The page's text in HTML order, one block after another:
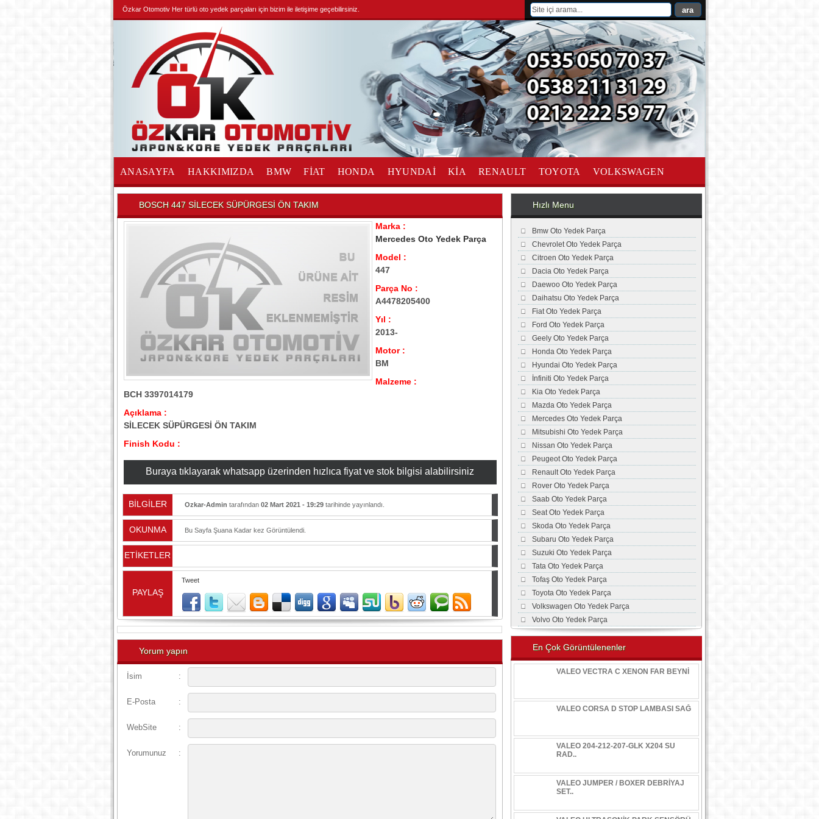
Özkar Otomotiv Her türlü oto yedek parçaları için bizim ile iletişime geçebilirsiniz.
ANASAYFA HAKKIMIZDA BMW FİAT HONDA HYUNDAİ KİA RENAULT TOYOTA VOLKSWAGEN
İLETİŞİM
BOSCH 447 SİLECEK SÜPÜRGESİ ÖN TAKIM
Marka :
Mercedes Oto Yedek Parça
Model :
447
Parça No :
A4478205400
Yıl :
2013-
Motor :
BM
Malzeme :
BCH 3397014179
Açıklama :
SİLECEK SÜPÜRGESİ ÖN TAKIM
Finish Kodu :
Buraya tıklayarak whatsapp üzerinden hızlıca fiyat ve stok bilgisi alabilirsiniz
BİLGİLER Ozkar-Admin tarafından 02 Mart 2021 - 19:29tarihinde yayınlandı.
OKUNMA Bu Sayfa Şuana Kadar kez Görüntülendi.
ETİKETLER
PAYLAŞ
Tweet
Yorum yapın
İsim :
E-Posta :
WebSite :
Yorumunuz :
Hızlı Menu
Bmw Oto Yedek Parça
Chevrolet Oto Yedek Parça
Citroen Oto Yedek Parça
Dacia Oto Yedek Parça
Daewoo Oto Yedek Parça
Daihatsu Oto Yedek Parça
Fiat Oto Yedek Parça
Ford Oto Yedek Parça
Geely Oto Yedek Parça
Honda Oto Yedek Parça
Hyundai Oto Yedek Parça
İnfiniti Oto Yedek Parça
Kia Oto Yedek Parça
Mazda Oto Yedek Parça
Mercedes Oto Yedek Parça
Mitsubishi Oto Yedek Parça
Nissan Oto Yedek Parça
Peugeot Oto Yedek Parça
Renault Oto Yedek Parça
Rover Oto Yedek Parça
Saab Oto Yedek Parça
Seat Oto Yedek Parça
Skoda Oto Yedek Parça
Subaru Oto Yedek Parça
Suzuki Oto Yedek Parça
Tata Oto Yedek Parça
Tofaş Oto Yedek Parça
Toyota Oto Yedek Parça
Volkswagen Oto Yedek Parça
Volvo Oto Yedek Parça
En Çok Görüntülenenler
VALEO VECTRA C XENON FAR BEYNİ
VALEO CORSA D STOP LAMBASI SAĞ
VALEO 204-212-207-GLK X204 SU
RAD..
VALEO JUMPER / BOXER DEBRİYAJ
SET..